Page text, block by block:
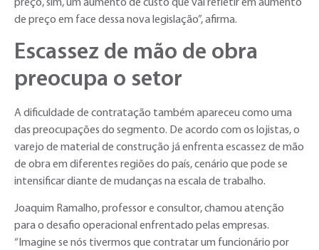
preço, sim, um aumento de custo que vai refletir em aumento
de preço em face dessa nova legislação”, afirma.
Escassez de mão de obra
preocupa o setor
A dificuldade de contratação também apareceu como uma
das preocupações do segmento. De acordo com os lojistas, o
varejo de material de construção já enfrenta escassez de mão
de obra em diferentes regiões do país, cenário que pode se
intensificar diante de mudanças na escala de trabalho.
Joaquim Ramalho, professor e consultor, chamou atenção
para o desafio operacional enfrentado pelas empresas.
“Imagine se nós tivermos que contratar um funcionário por